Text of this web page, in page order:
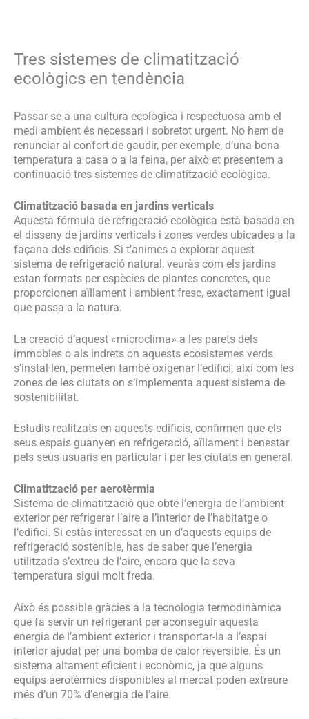
Tres sistemes de climatització
ecològics en tendència
Passar-se a una cultura ecològica i respectuosa amb el
medi ambient és necessari i sobretot urgent. No hem de
renunciar al confort de gaudir, per exemple, d’una bona
temperatura a casa o a la feina, per això et presentem a
continuació tres sistemes de climatització ecològica.
Climatització basada en jardins verticals
Aquesta fórmula de refrigeració ecològica està basada en
el disseny de jardins verticals i zones verdes ubicades a la
façana dels edificis. Si t’animes a explorar aquest
sistema de refrigeració natural, veuràs com els jardins
estan formats per espècies de plantes concretes, que
proporcionen aïllament i ambient fresc, exactament igual
que passa a la natura.
La creació d’aquest «microclima» a les parets dels
immobles o als indrets on aquests ecosistemes verds
s’instal·len, permeten també oxigenar l’edifici, així com les
zones de les ciutats on s’implementa aquest sistema de
sostenibilitat.
Estudis realitzats en aquests edificis, confirmen que els
seus espais guanyen en refrigeració, aïllament i benestar
pels seus usuaris en particular i per les ciutats en general.
Climatització per aerotèrmia
Sistema de climatització que obté l’energia de l’ambient
exterior per refrigerar l’aire a l’interior de l’habitatge o
l’edifici. Si estàs interessat en un d’aquests equips de
refrigeració sostenible, has de saber que l’energia
utilitzada s’extreu de l’aire, encara que la seva
temperatura sigui molt freda.
Això és possible gràcies a la tecnologia termodinàmica
que fa servir un refrigerant per aconseguir aquesta
energia de l’ambient exterior i transportar-la a l’espai
interior ajudat per una bomba de calor reversible. És un
sistema altament eficient i econòmic, ja que alguns
equips aerotèrmics disponibles al mercat poden extreure
més d’un 70% d’energia de l’aire.